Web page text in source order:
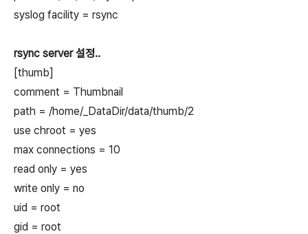
syslog facility = rsync
rsync server 설정..
[thumb]
comment = Thumbnail
path = /home/_DataDir/data/thumb/2
use chroot = yes
max connections = 10
read only = yes
write only = no
uid = root
gid = root